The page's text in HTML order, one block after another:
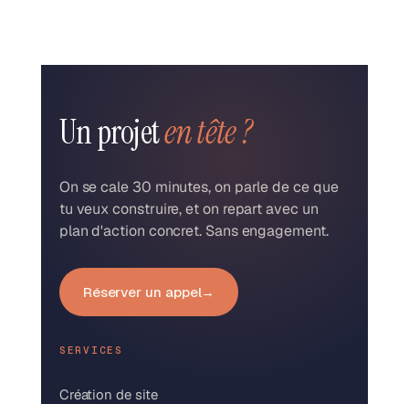
Un projeten tête ?
On se cale 30 minutes, on parle de ce que
tu veux construire, et on repart avec un
plan d'action concret. Sans engagement.
Réserver un appel→
SERVICES
Création de site